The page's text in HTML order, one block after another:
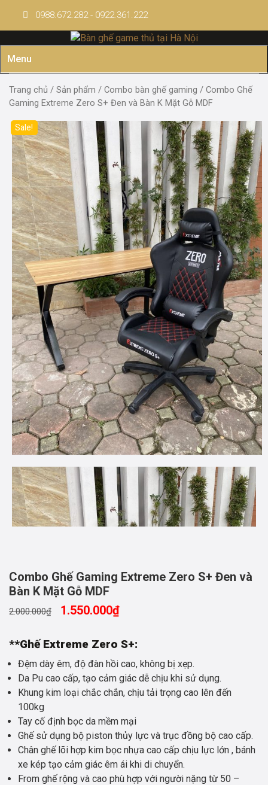
0988.672.282 - 0922.361.222
Menu
Trang chủ / Sản phẩm / Combo bàn ghế gaming / Combo Ghế
Gaming Extreme Zero S+ Đen và Bàn K Mặt Gỗ MDF
Sale!
Combo Ghế Gaming Extreme Zero S+ Đen và
Bàn K Mặt Gỗ MDF
2.000.000₫ 1.550.000₫
**Ghế Extreme Zero S+:
Đệm dày êm, độ đàn hồi cao, không bị xẹp.
Da Pu cao cấp, tạo cảm giác dễ chịu khi sử dụng.
Khung kim loại chắc chắn, chịu tải trọng cao lên đến
100kg
Tay cố định bọc da mềm mại
Ghế sử dụng bộ piston thủy lực và trục đồng bộ cao cấp.
Chân ghế lõi hợp kim bọc nhựa cao cấp chịu lực lớn , bánh
xe kép tạo cảm giác êm ái khi di chuyển.
From ghế rộng và cao phù hợp với người nặng từ 50 –